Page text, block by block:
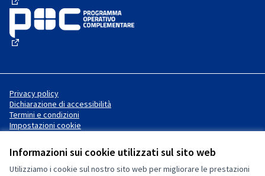
Informazioni sui cookie utilizzati sul sito web
Utilizziamo i cookie sul nostro sito web per migliorare le prestazioni
(Collegamento esterno)
Privacy policy
Dichiarazione di accessibilità
Termini e condizioni
Impostazioni cookie
Sito web creato consoftware